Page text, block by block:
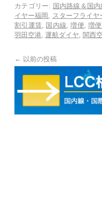
カテゴリー: 国内路線＆国内
イヤー福岡
スターフライヤ
割引運賃
国内線 ,増便 ,増
羽田空港 運航ダイヤ 関西
← 以前の投稿